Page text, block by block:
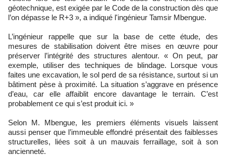
géotechnique, est exigée par le Code de la construction dès que
l’on dépasse le R+3 », a indiqué l'ingénieur Tamsir Mbengue.
L’ingénieur rappelle que sur la base de cette étude, des
mesures de stabilisation doivent être mises en œuvre pour
préserver l’intégrité des structures alentour. « On peut, par
exemple, utiliser des techniques de blindage. Lorsque vous
faites une excavation, le sol perd de sa résistance, surtout si un
bâtiment pèse à proximité. La situation s’aggrave en présence
d’eau, car elle affaiblit encore davantage le terrain. C’est
probablement ce qui s’est produit ici. »
Selon M. Mbengue, les premiers éléments visuels laissent
aussi penser que l’immeuble effondré présentait des faiblesses
structurelles, liées soit à un mauvais ferraillage, soit à son
ancienneté.